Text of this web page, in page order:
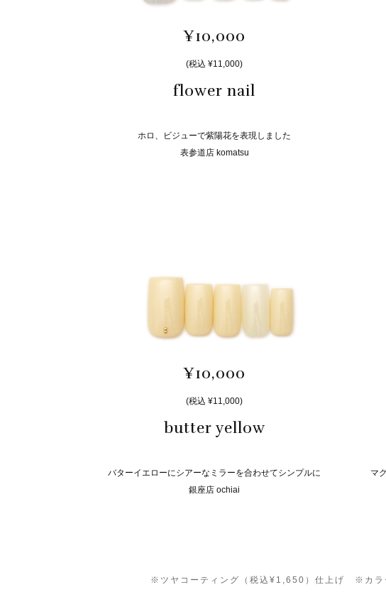
¥10,000
(税込 ¥11,000)
flower nail
ホロ、ビジューで紫陽花を表現しました
表参道店 komatsu
¥10,000
(税込 ¥11,000)
butter yellow
バターイエローにシアーなミラーを合わせてシンプルに
銀座店 ochiai
マ
※ツヤコーティング（税込¥1,650）仕上げ ※カ